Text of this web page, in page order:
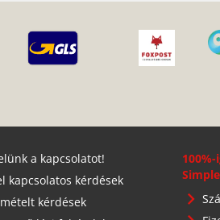
a kapcsolatot!
kapcsolatos kérdések
kérdések